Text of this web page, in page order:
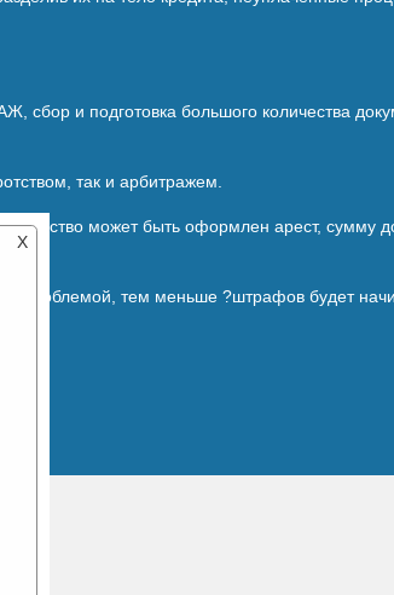
сбор и подготовка большого количества
так и арбитражем.
может быть оформлен арест, сумму
проблемой, тем меньше ?штрафов будет
X